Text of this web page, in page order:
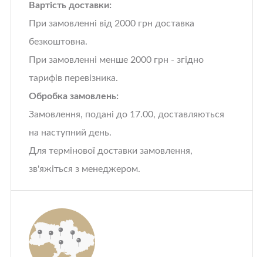
Вартість доставки:
При замовленні від 2000 грн доставка
безкоштовна.
При замовленні менше 2000 грн - згідно
тарифів перевізника.
Обробка замовлень:
Замовлення, подані до 17.00, доставляються
на наступний день.
Для термінової доставки замовлення,
зв'яжіться з менеджером.